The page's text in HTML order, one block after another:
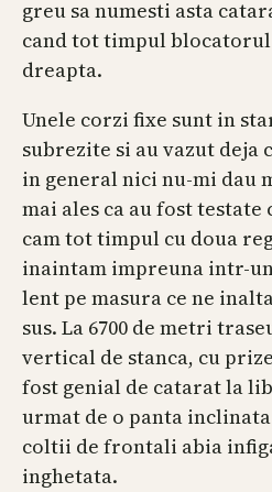
greu sa numesti asta
cand tot timpul
dreapta.
Unele corzi fixe sunt in
subrezite si au vazut deja
in general nici nu-mi dau
mai ales ca au fost testate
cam tot timpul cu doua
inaintam impreuna intr-
lent pe masura ce ne
sus. La 6700 de metri
vertical de stanca, cu
fost genial de catarat la
urmat de o panta
coltii de frontali abia
inghetata.